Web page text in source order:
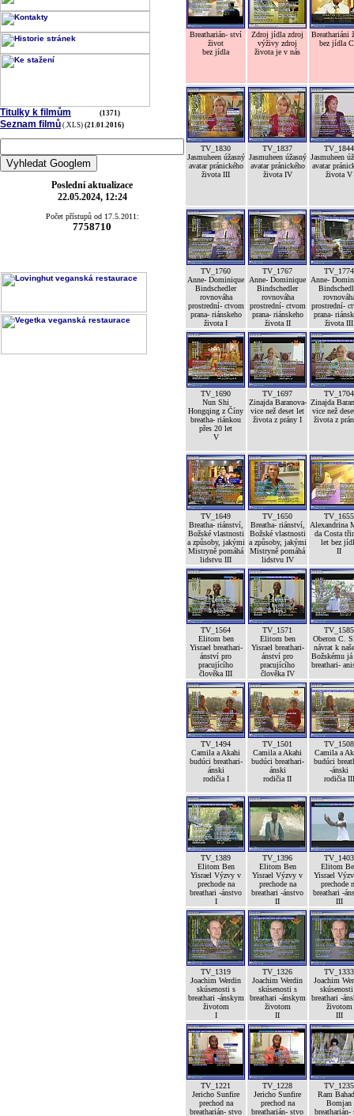
Titulky k filmům (1371)
Seznam filmů (.XLS) (21.01.2016)
Poslední aktualizace
22.05.2024, 12:24
Počet přístupů od 17.5.2011:
7758710
Breatharián- ství
život
bez jídla
Zdroj jídla zdroj
výživy zdroj
života je v nás
Breathariáni
bez jídla
TV_1830
Jasmuheen úžasný
avatar pránického
života III
TV_1837
Jasmuheen úžasný
avatar pránického
života IV
TV_1844
Jasmuheen
avatar
života V
TV_1760
Anne- Dominique
Bindschedler
rovnováha
prostrední- ctvom
prana- riánskeho
života I
TV_1767
Anne- Dominique
Bindschedler
rovnováha
prostrední- ctvom
prana- riánskeho
života II
TV_1774
Anne-
prostrední-
prana-
života III
TV_1690
Nun Shi
Hongqing z Číny
breatha- riánkou
přes 20 let
V
TV_1697
Zinajda Baranova-
vice než deset let
života z prány I
TV_1704
Zinajda
vice než
života z
TV_1649
Breatha- riánství,
Božské vlastnosti
a způsoby, jakými
Mistryně pomáhá
lidstvu III
TV_1650
Breatha- riánství,
Božské vlastnosti
a způsoby, jakými
Mistryně pomáhá
lidstvu IV
TV_1655
Alexandrina
da Costa
let bez
II
TV_1564
Elitom ben
Yisrael breathari-
ánství pro
pracujícího
člověka III
TV_1571
Elitom ben
Yisrael breathari-
ánství pro
pracujícího
člověka IV
TV_1585
Oberon C.
návrat k
Božskému já
breathari-
TV_1494
Camila a Akahi
budúci breathari-
ánski
rodičia I
TV_1501
Camila a Akahi
budúci breathari-
ánski
rodičia II
TV_1508
Camila a
budúci
-ánski
rodičia III
TV_1389
Elitom Ben
Yisrael Výzvy v
prechode na
breathari -ánstvo
I
TV_1396
Elitom Ben
Yisrael Výzvy v
prechode na
breathari -ánstvo
II
TV_1403
Elitom
Yisrael
prechode
breathari -
III
TV_1319
Joachim Werdin
skúsenosti s
breathari -ánskym
životom
I
TV_1326
Joachim Werdin
skúsenosti s
breathari -ánskym
životom
II
TV_1333
Joachim
breathari -
životom
III
TV_1221
Jericho Sunfire
prechod na
breatharián- stvo
TV_1228
Jericho Sunfire
prechod na
breatharián- stvo
TV_1235
Ram
Bomjan
breatharián-